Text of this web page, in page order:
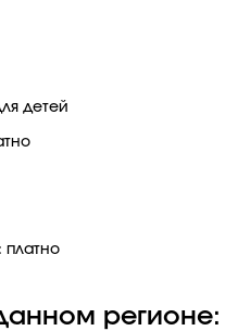
детей
платно
регионе: